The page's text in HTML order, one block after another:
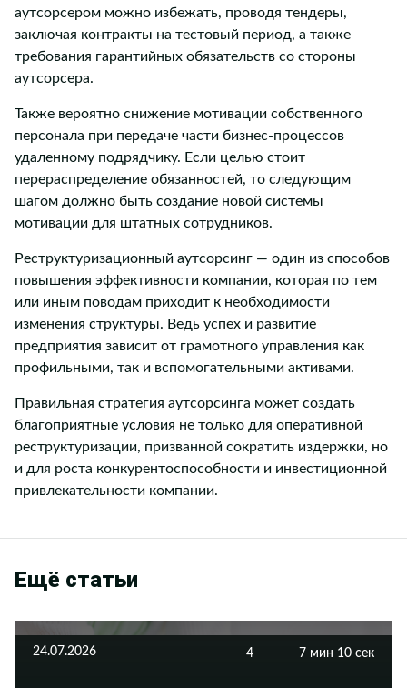
аутсорсером можно избежать, проводя тендеры,
заключая контракты на тестовый период, а также
требования гарантийных обязательств со стороны
аутсорсера.
Также вероятно снижение мотивации собственного
персонала при передаче части бизнес-процессов
удаленному подрядчику. Если целью стоит
перераспределение обязанностей, то следующим
шагом должно быть создание новой системы
мотивации для штатных сотрудников.
Реструктуризационный аутсорсинг — один из способов
повышения эффективности компании, которая по тем
или иным поводам приходит к необходимости
изменения структуры. Ведь успех и развитие
предприятия зависит от грамотного управления как
профильными, так и вспомогательными активами.
Правильная стратегия аутсорсинга может создать
благоприятные условия не только для оперативной
реструктуризации, призванной сократить издержки, но
и для роста конкурентоспособности и инвестиционной
привлекательности компании.
Ещё статьи
24.07.2026 4 7 мин 10 сек